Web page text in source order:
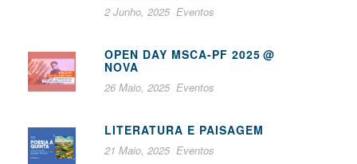
2 Junho, 2025 Eventos
OPEN DAY MSCA-PF 2025 @
NOVA
26 Maio, 2025 Eventos
LITERATURA E PAISAGEM
21 Maio, 2025 Eventos